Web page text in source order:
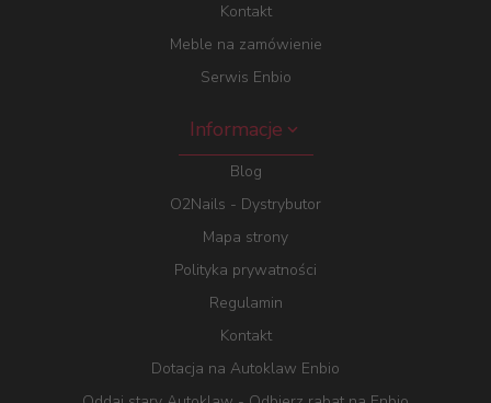
Kontakt
Meble na zamówienie
Serwis Enbio
Informacje
Blog
O2Nails - Dystrybutor
Mapa strony
Polityka prywatności
Regulamin
Kontakt
Dotacja na Autoklaw Enbio